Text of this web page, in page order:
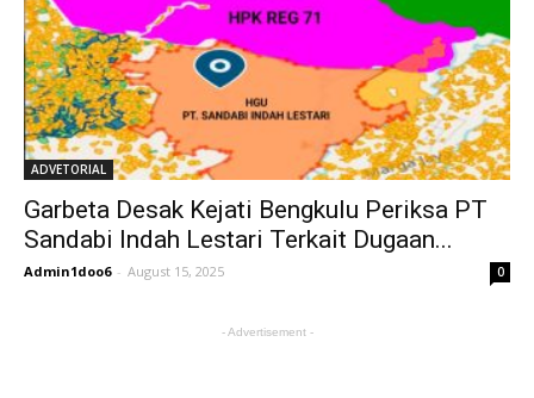
ADVETORIAL
Garbeta Desak Kejati Bengkulu Periksa PT
Sandabi Indah Lestari Terkait Dugaan...
Admin1doo6 - August 15, 2025 0
- Advertisement -